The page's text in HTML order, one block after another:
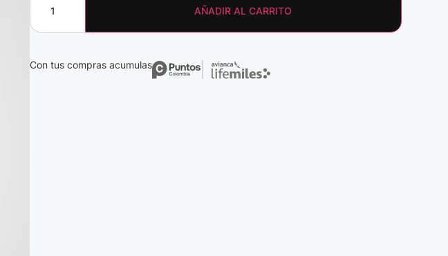
AÑADIR AL CARRITO
Con tus compras acumulas